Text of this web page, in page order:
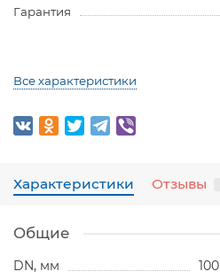
Гарантия
Все характеристики
Характеристики Отзывы
Общие
DN, мм
100